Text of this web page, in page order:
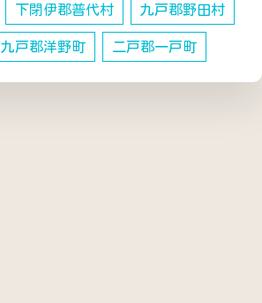
下閉伊郡普代村 九戸郡野田村
九戸郡洋野町 二戸郡一戸町